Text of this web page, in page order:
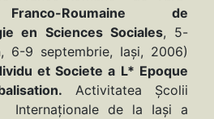
Roumaine de
en Sciences Sociales, 5-
6-9 septembrie, Iaşi, 2006)
et Societe a L* Epoque
Activitatea Şcolii
Internaţionale de la Iaşi a